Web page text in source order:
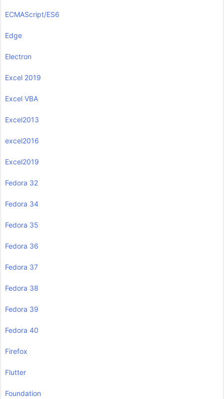
ECMAScript/ES6
Edge
Electron
Excel 2019
Excel VBA
Excel2013
excel2016
Excel2019
Fedora 32
Fedora 34
Fedora 35
Fedora 36
Fedora 37
Fedora 38
Fedora 39
Fedora 40
Firefox
Flutter
Foundation